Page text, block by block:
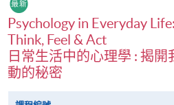
Psychology in Everyday
Think, Feel & Act
日常生活中的心理學 : 揭
動的秘密